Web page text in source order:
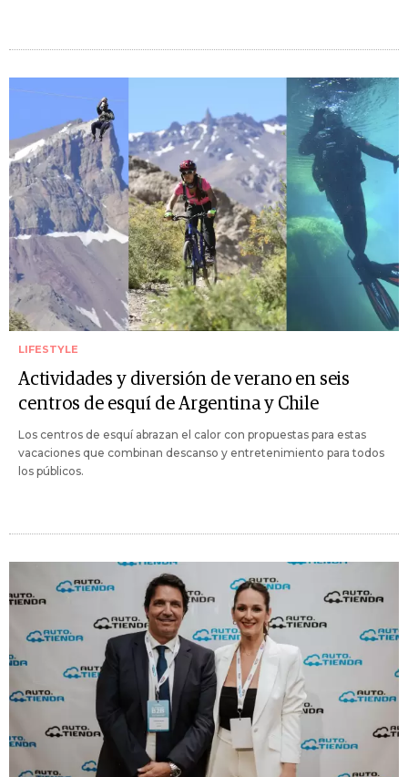
LIFESTYLE
Actividades y diversión de verano en seis
centros de esquí de Argentina y Chile
Los centros de esquí abrazan el calor con propuestas para estas
vacaciones que combinan descanso y entretenimiento para todos
los públicos.